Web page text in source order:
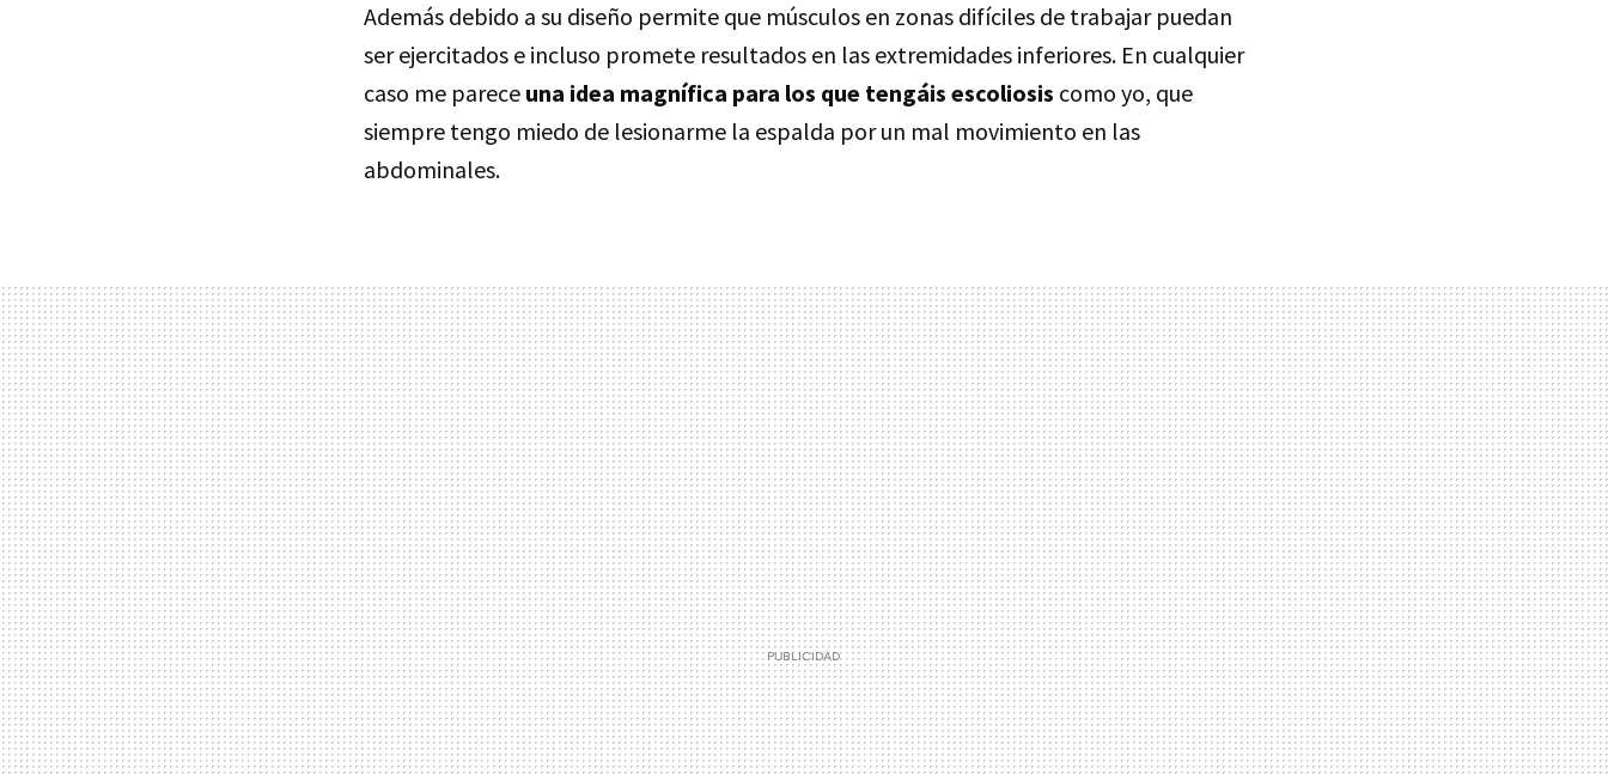
Además debido a su diseño permite que músculos en zonas difíciles de trabajar puedan
ser ejercitados e incluso promete resultados en las extremidades inferiores. En cualquier
caso me parece una idea magnífica para los que tengáis escoliosis como yo, que
siempre tengo miedo de lesionarme la espalda por un mal movimiento en las
abdominales.